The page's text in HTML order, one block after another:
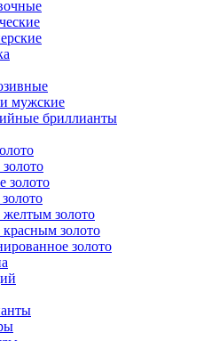
мужские
бриллианты
золото
желтым золото
красным золото
золото